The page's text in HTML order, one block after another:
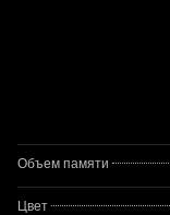
Объем памяти
Цвет